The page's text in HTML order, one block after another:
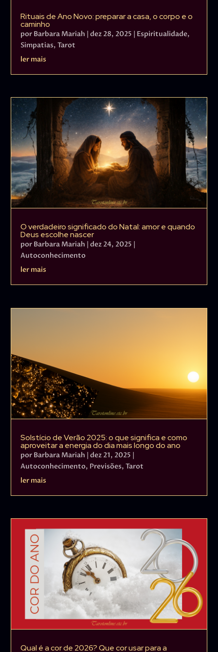
Rituais de Ano Novo: preparar a casa, o corpo e o
caminho
por Barbara Mariah |dez 28, 2025 | Espiritualidade,
Simpatias,Tarot
ler mais
O verdadeiro significado do Natal: amor e quando
Deus escolhe nascer
por Barbara Mariah |dez 24, 2025
Autoconhecimento
ler mais
Solstício de Verão 2025: o que significa e como
aproveitar a energia do dia mais longo do ano
por Barbara Mariah |dez 21, 2025 |
Autoconhecimento, Previsões,Tarot
ler mais
Qual é a cor de 2026? Que cor usar para a